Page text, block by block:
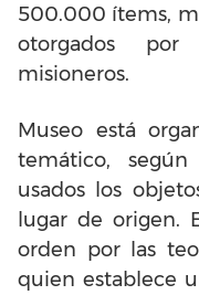
500.000 ítems,
otorgados por
misioneros.
Museo está
temático,
usados los
lugar de origen.
orden por las
quien establece